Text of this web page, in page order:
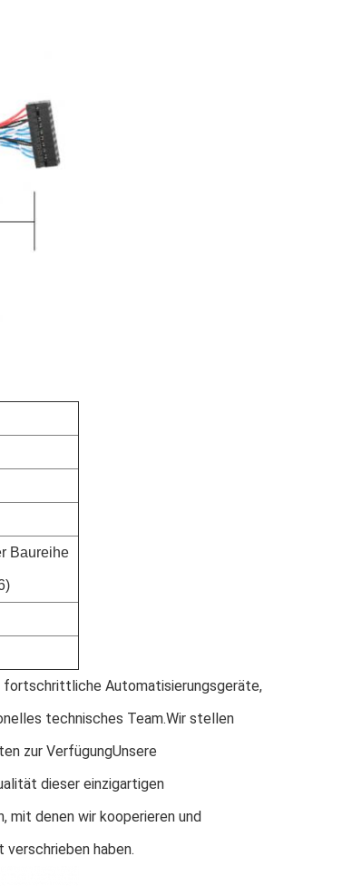
Baureihe
fortschrittliche Automatisierungsgeräte,
technisches Team.Wir stellen
zur VerfügungUnsere
dieser einzigartigen
mit denen wir kooperieren und
haben.